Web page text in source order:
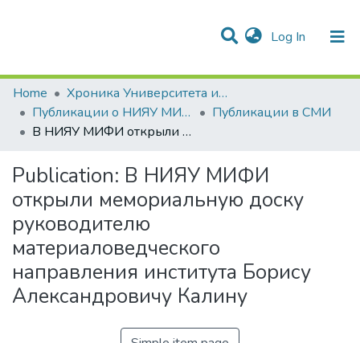
Log In(current)
Communities & Collections
Statistics
All of DSpace
Home
В НИЯУ МИФИ открыли мемориальную доску руководителю материаловедческого направления института Борису Александровичу Калину
Publication:В НИЯУ МИФИ
открыли мемориальную доску
руководителю
материаловедческого
направления института Борису
Александровичу Калину